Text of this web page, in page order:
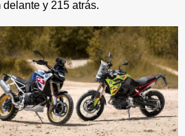
y 215 atrás.